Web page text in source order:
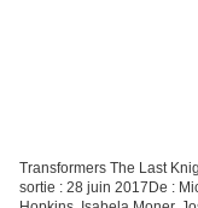
Transformers The Last
sortie : 28 juin 2017De :